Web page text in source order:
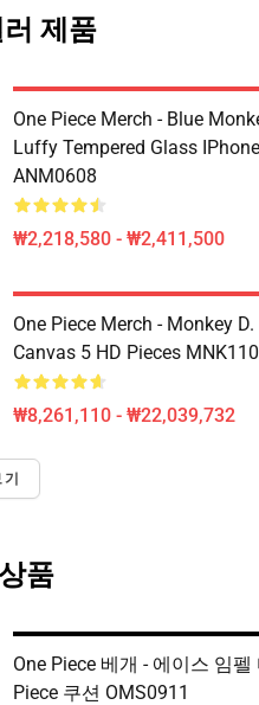
제품
One Piece Merch - Blue
Luffy Tempered Glass
ANM0608
₩2,218,580 - ₩2,411,500
One Piece Merch - Monkey
Canvas 5 HD Pieces
₩8,261,110 - ₩22,039,732
품
One Piece 베개 - 에이스 임펠
Piece 쿠션 OMS0911